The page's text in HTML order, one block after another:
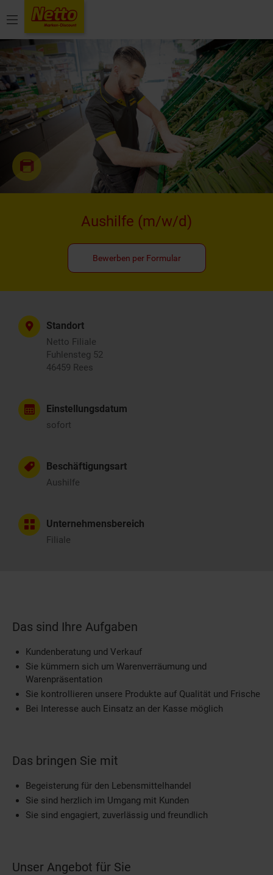
Menü
Aushilfe (m/w/d)
Bewerben per Formular
Standort
Netto Filiale
Fuhlensteg 52
46459 Rees
Einstellungsdatum
sofort
Beschäftigungsart
Aushilfe
Unternehmensbereich
Filiale
Das sind Ihre Aufgaben
Kundenberatung und Verkauf
Sie kümmern sich um Warenverräumung und
Warenpräsentation
Sie kontrollieren unsere Produkte auf Qualität und Frische
Bei Interesse auch Einsatz an der Kasse möglich
Das bringen Sie mit
Begeisterung für den Lebensmittelhandel
Sie sind herzlich im Umgang mit Kunden
Sie sind engagiert, zuverlässig und freundlich
Unser Angebot für Sie